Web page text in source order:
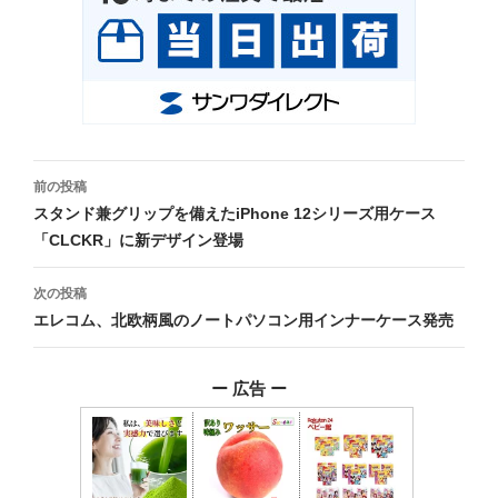
投
稿
ナ
ビ
ゲ
前の投稿
スタンド兼グリップを備えたiPhone 12シリーズ用ケース
「CLCKR」に新デザイン登場
次の投稿
エレコム、北欧柄風のノートパソコン用インナーケース発売
ー 広告 ー